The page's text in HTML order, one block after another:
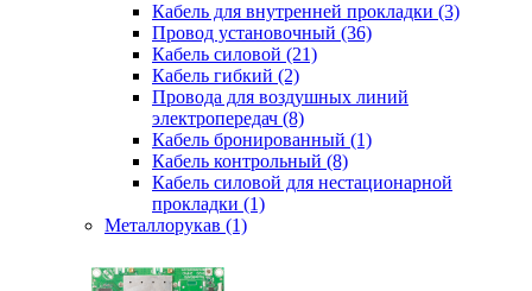
Кабель для внутренней прокладки (3)
Провод установочный (36)
Кабель силовой (21)
Кабель гибкий (2)
Провода для воздушных линий
электропередач (8)
Кабель бронированный (1)
Кабель контрольный (8)
Кабель силовой для нестационарной
прокладки (1)
Металлорукав (1)